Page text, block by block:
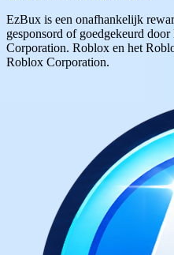
EzBux is een onafhankelijk
gesponsord of goedgekeurd
Corporation. Roblox en het
Roblox Corporation.